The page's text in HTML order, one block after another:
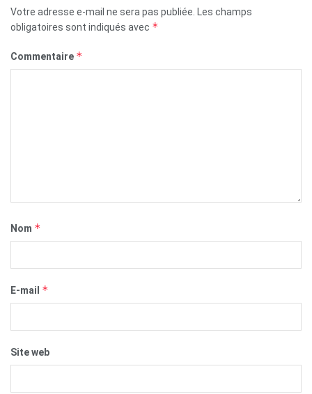
Votre adresse e-mail ne sera pas publiée.
Les champs
obligatoires sont indiqués avec *
Commentaire *
Nom *
E-mail *
Site web